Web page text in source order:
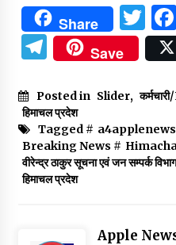
Share
Telegram
Save
Posted in Slider,
हिमाचल प्रदेश
Tagged #
Breaking News #
वीरेन्द्र ठाकुर सूचना एवं जन सम्पर्क
हिमाचल प्रदेश
Apple